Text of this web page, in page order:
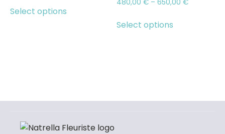
Select options
480,00€ –650,00€
Select options